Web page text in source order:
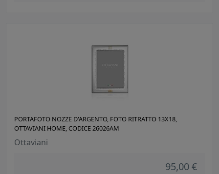
PORTAFOTO NOZZE D'ARGENTO, FOTO RITRATTO 13X18,
OTTAVIANI HOME, CODICE 26026AM
Ottaviani
95,00 €